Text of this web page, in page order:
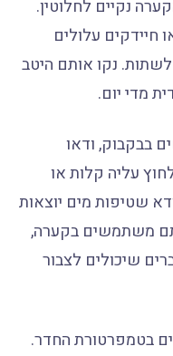
נקיים לחלוטין.
חיידקים עלולים
נקו אותם היטב
מדי יום.
ודאו
עליה קלות או
שטיפות מים יוצאות
משתמשים בקערה,
שיכולים לצבור
בטמפרטורת החדר.